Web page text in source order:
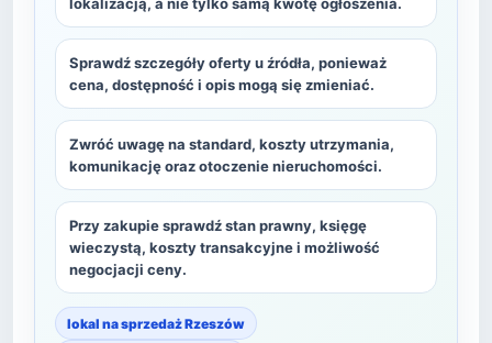
Sprawdź szczegóły oferty u źródła, ponieważ
cena, dostępność i opis mogą się zmieniać.
Zwróć uwagę na standard, koszty utrzymania,
komunikację oraz otoczenie nieruchomości.
Przy zakupie sprawdź stan prawny, księgę
wieczystą, koszty transakcyjne i możliwość
negocjacji ceny.
lokal na sprzedaż Rzeszów